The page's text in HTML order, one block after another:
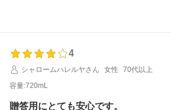
4
シャロームハレルヤさん
女性
70代以上
容量:720mL
贈答用にとても安心です。